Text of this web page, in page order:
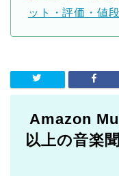
ット・評価・値
Amazon
以上の音楽